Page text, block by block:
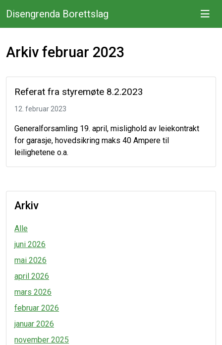
Disengrenda Borettslag
Arkiv februar 2023
Referat fra styremøte 8.2.2023
12. februar 2023
Generalforsamling 19. april, mislighold av leiekontrakt
for garasje, hovedsikring maks 40 Ampere til
leilighetene o.a.
Arkiv
Alle
juni 2026
mai 2026
april 2026
mars 2026
februar 2026
januar 2026
november 2025